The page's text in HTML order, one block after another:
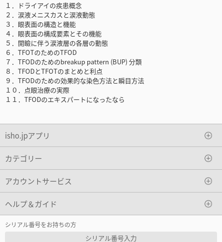
１．ドライアイの疾患概念
２．涙液メニスカスと涙液動態
３．眼表面の構造と機能
４．眼表面の構成要素とその機能
５．開瞼に伴う涙液層の各層の動態
６．TFOTのためのTFOD
７．TFODのためのbreakup pattern (BUP) 分類
８．TFODとTFOTのまとめと利点
９．TFODのための効果的な染色方法と瞬目方法
１０．点眼治療の実際
１１．TFODのエキスパートになったなら
isho.jpアプリ
カテゴリー
アカウントサービス
ヘルプ＆ガイド
シリアル番号をお持ちの方
シリアル番号入力